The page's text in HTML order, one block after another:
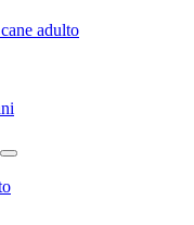
adulto